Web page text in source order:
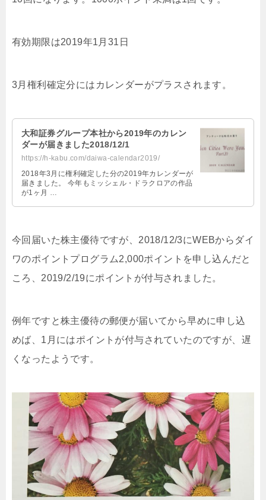
有効期限は2019年1月31日
3月権利確定分にはカレンダーがプラスされます。
大和証券グループ本社から2019年のカレン
ダーが届きました2018/12/1
https://h-kabu.com/daiwa-calendar2019/
2018年3月に権利確定した分の2019年カレンダーが
届きました。 今年もミッシェル・ドラクロアの作品
が1ヶ月 …
今回届いた株主優待ですが、2018/12/3にWEBからダイ
ワのポイントプログラム2,000ポイントを申し込んだと
ころ、2019/2/19にポイントが付与されました。
例年ですと株主優待の郵便が届いてから早めに申し込
めば、1月にはポイントが付与されていたのですが、遅
くなったようです。